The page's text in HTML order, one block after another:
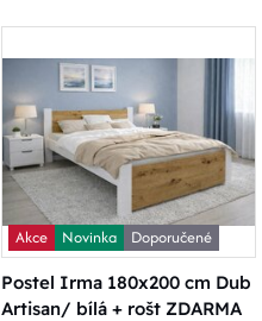
Akce Novinka
Doporučené
Postel Irma 180x200 cm Dub
Artisan/ bílá + rošt ZDARMA